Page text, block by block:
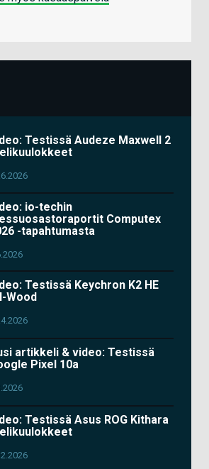
Testissä Audeze Maxwell 2
io-techin
Computex
-tapahtumasta
Testissä Keychron K2 HE
Wood
artikkeli & video: Testissä
Pixel 10a
Testissä Asus ROG Kithara